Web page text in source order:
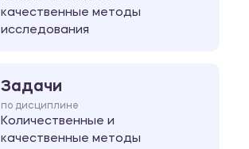
качественные методы
исследования
Задачи
по дисциплине
Количественные и
качественные методы